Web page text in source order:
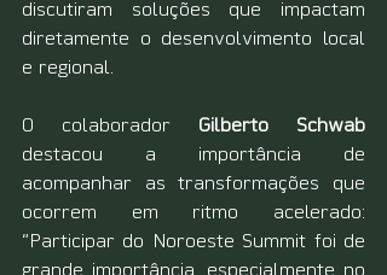
discutiram soluções que impactam
diretamente o desenvolvimento local
e regional.
O colaborador Gilberto Schwab
destacou a importância de
acompanhar as transformações que
ocorrem em ritmo acelerado:
“Participar do Noroeste Summit foi de